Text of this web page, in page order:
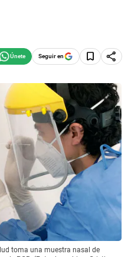
Seguir en
toma una muestra nasal de